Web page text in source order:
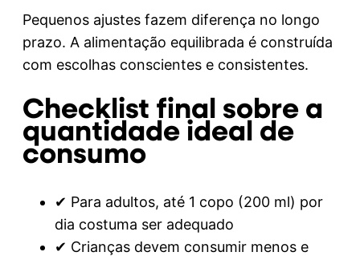
Pequenos ajustes fazem diferença no longo
prazo. A alimentação equilibrada é construída
com escolhas conscientes e consistentes.
Checklist final sobre a
quantidade ideal de
consumo
✔ Para adultos, até 1 copo (200 ml) por
dia costuma ser adequado
✔ Crianças devem consumir menos e